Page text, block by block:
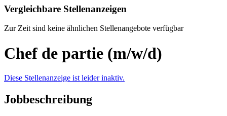
Vergleichbare Stellenanzeigen
Zur Zeit sind keine ähnlichen Stellenangebote verfügbar
Chef de partie (m/w/d)
Diese Stellenanzeige ist leider inaktiv.
Jobbeschreibung